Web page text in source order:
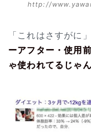
http://
「これはさすがに
ーアフター・使用
ゃ使われてるじゃん